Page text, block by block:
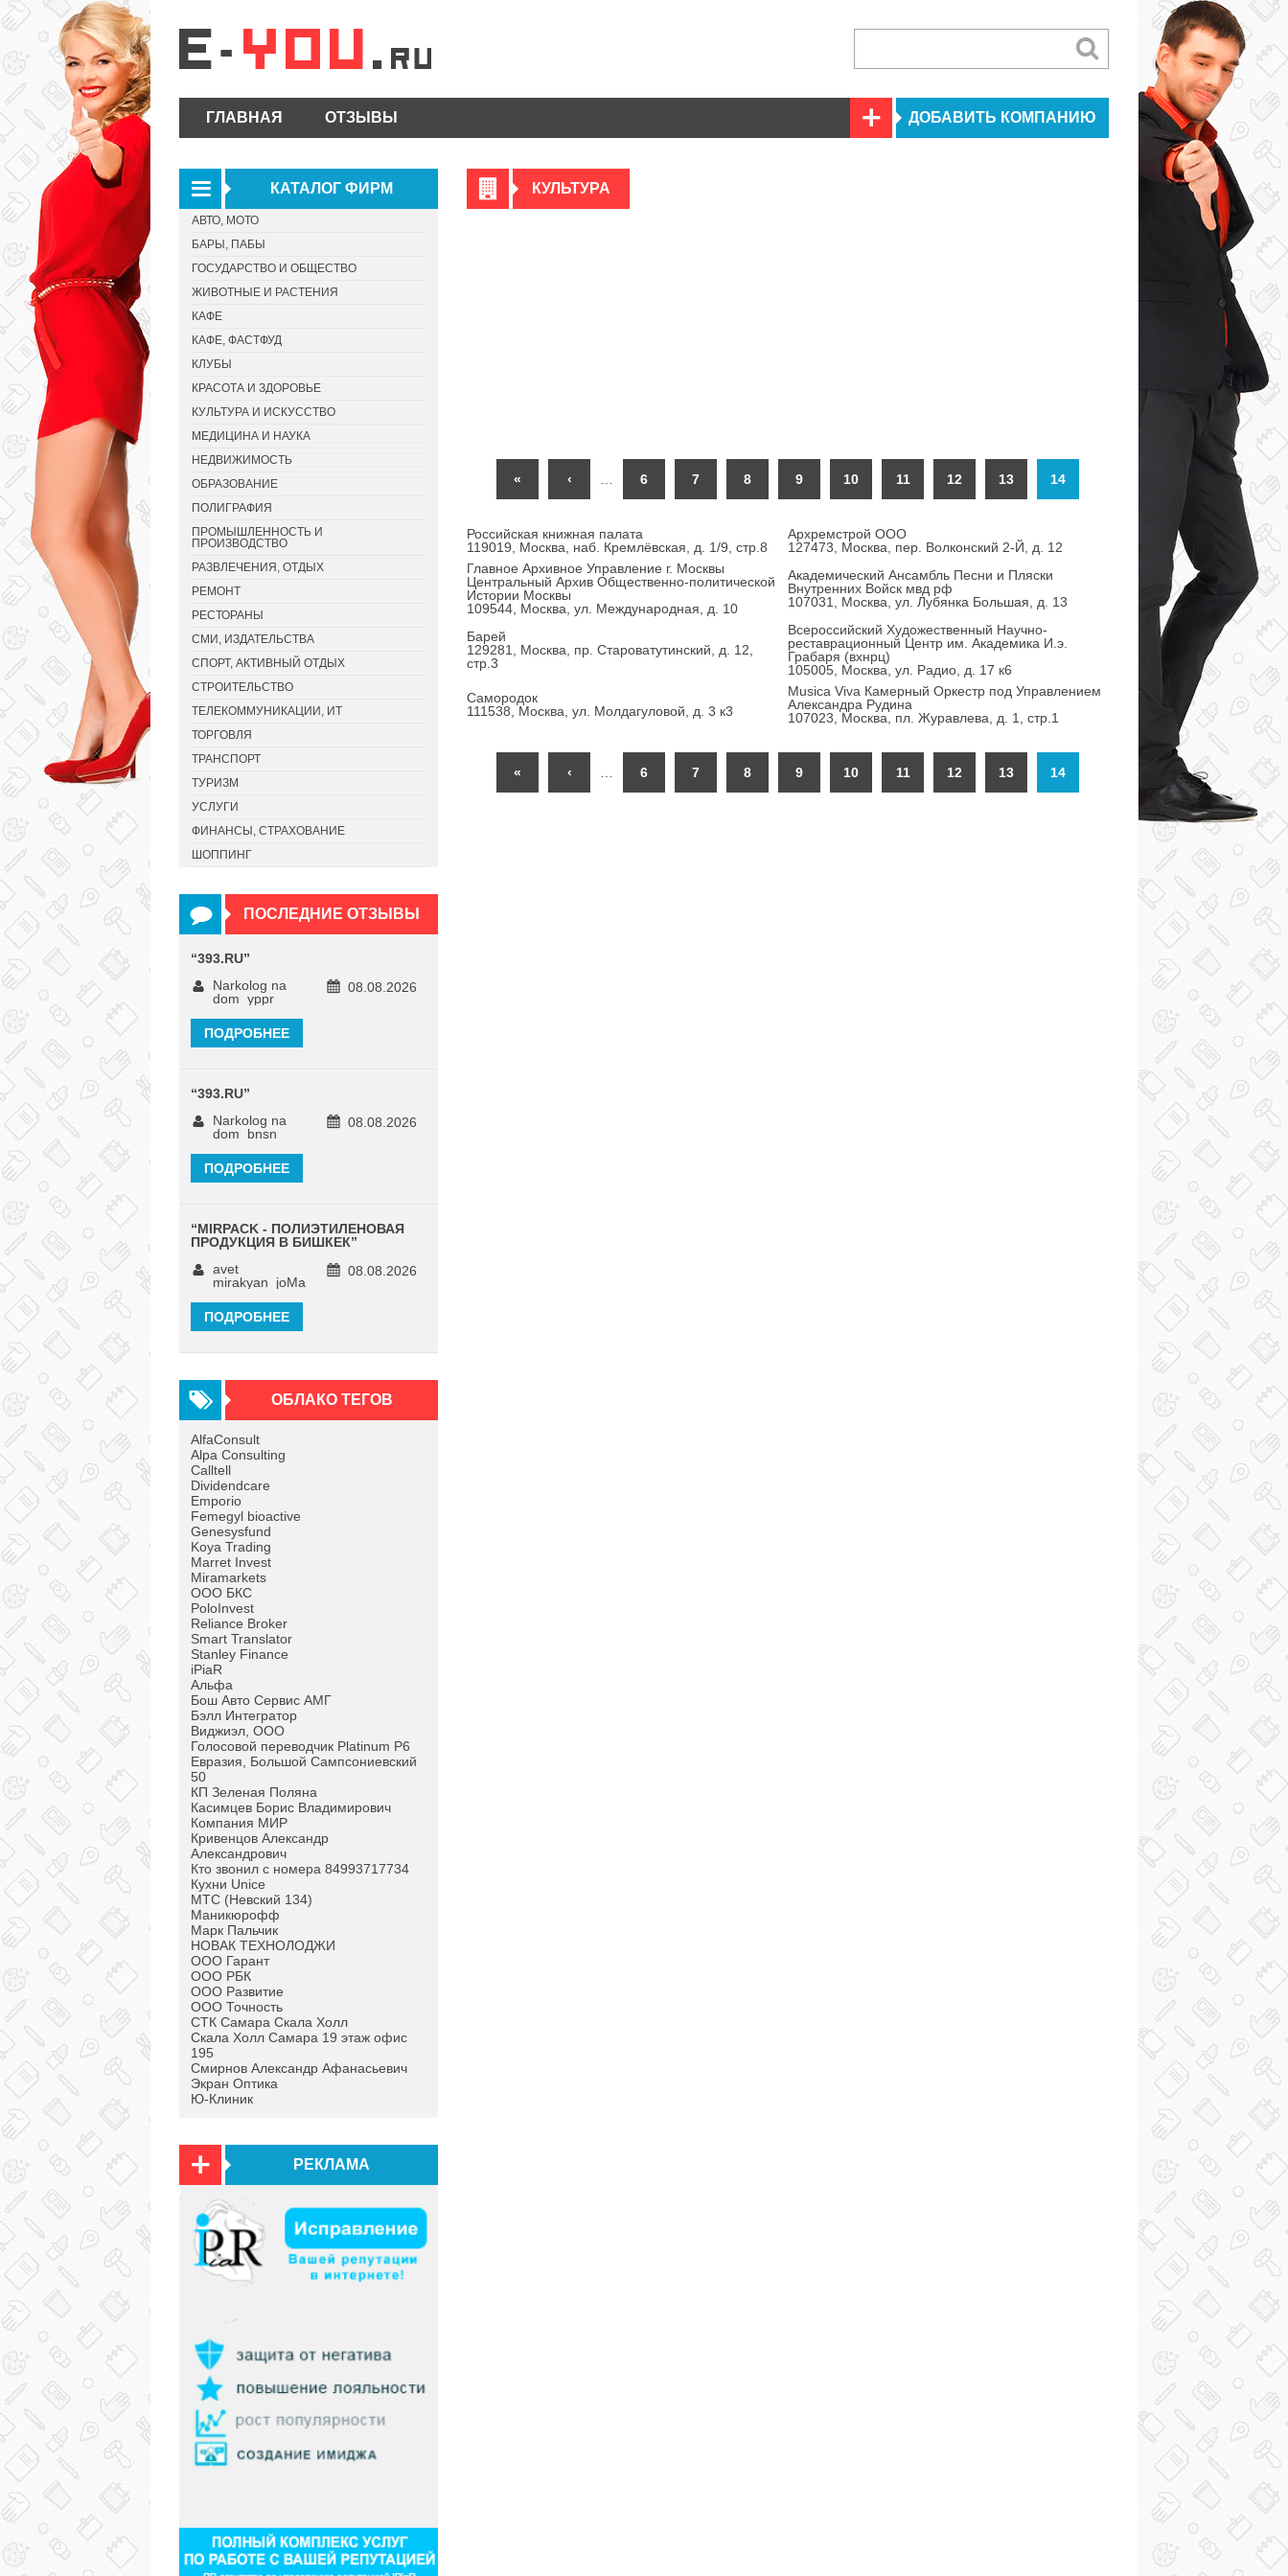
ГЛАВНАЯ ОТЗЫВЫ ДОБАВИТЬ КОМПАНИЮ
КУЛЬТУРА
« ‹ 6 7 8 9 10 11 12 13 14
Российская книжная палата
119019, Москва, наб. Кремлёвская, д. 1/9, стр.8
Архремстрой ООО
127473, Москва, пер. Волконский 2-Й, д. 12
Главное Архивное Управление г. Москвы
Центральный Архив Общественно-политической
Истории Москвы
109544, Москва, ул. Международная, д. 10
Академический Ансамбль Песни и Пляски
Внутренних Войск мвд рф
107031, Москва, ул. Лубянка Большая, д. 13
Барей
129281, Москва, пр. Староватутинский, д. 12,
стр.3
Всероссийский Художественный Научно-
реставрационный Центр им. Академика И.э.
Грабаря (вхнрц)
105005, Москва, ул. Радио, д. 17 к6
Самородок
111538, Москва, ул. Молдагуловой, д. 3 к3
Musica Viva Камерный Оркестр под Управлением
Александра Рудина
107023, Москва, пл. Журавлева, д. 1, стр.1
« ‹ 6 7 8 9 10 11 12 13 14
КАТАЛОГ ФИРМ
АВТО, МОТО
БАРЫ, ПАБЫ
ГОСУДАРСТВО И ОБЩЕСТВО
ЖИВОТНЫЕ И РАСТЕНИЯ
КАФЕ
КАФЕ, ФАСТФУД
КЛУБЫ
КРАСОТА И ЗДОРОВЬЕ
КУЛЬТУРА И ИСКУССТВО
МЕДИЦИНА И НАУКА
НЕДВИЖИМОСТЬ
ОБРАЗОВАНИЕ
ПОЛИГРАФИЯ
ПРОМЫШЛЕННОСТЬ И
ПРОИЗВОДСТВО
РАЗВЛЕЧЕНИЯ, ОТДЫХ
РЕМОНТ
РЕСТОРАНЫ
СМИ, ИЗДАТЕЛЬСТВА
СПОРТ, АКТИВНЫЙ ОТДЫХ
СТРОИТЕЛЬСТВО
ТЕЛЕКОММУНИКАЦИИ, ИТ
ТОРГОВЛЯ
ТРАНСПОРТ
ТУРИЗМ
УСЛУГИ
ФИНАНСЫ, СТРАХОВАНИЕ
ШОППИНГ
ПОСЛЕДНИЕ ОТЗЫВЫ
“393.RU”
08.08.2026
Narkolog na
dom_yppr
ПОДРОБНЕЕ
“393.RU”
08.08.2026
Narkolog na
dom_bnsn
ПОДРОБНЕЕ
“MIRPACK - ПОЛИЭТИЛЕНОВАЯ
ПРОДУКЦИЯ В БИШКЕК”
08.08.2026
avet
mirakyan_joMa
ПОДРОБНЕЕ
ОБЛАКО ТЕГОВ
AlfaConsult
Alpa Consulting
Calltell
Dividendcare
Emporio
Femegyl bioactive
Genesysfund
Koya Trading
Marret Invest
Miramarkets
OOO БКС
PoloInvest
Reliance Broker
Smart Translator
Stanley Finance
iPiaR
Альфа
Бош Авто Сервис АМГ
Бэлл Интегратор
Виджиэл, ООО
Голосовой переводчик Platinum P6
Евразия, Большой Сампсониевский
50
КП Зеленая Поляна
Касимцев Борис Владимирович
Компания МИР
Кривенцов Александр
Александрович
Кто звонил с номера 84993717734
Кухни Unice
МТС (Невский 134)
Маникюрофф
Марк Пальчик
НОВАК ТЕХНОЛОДЖИ
ООО Гарант
ООО РБК
ООО Развитие
ООО Точность
СТК Самара Скала Холл
Скала Холл Самара 19 этаж офис
195
Смирнов Александр Афанасьевич
Экран Оптика
Ю-Клиник
РЕКЛАМА